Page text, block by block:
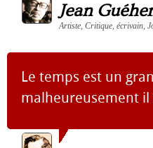
Jean
Artiste, Critique, écrivain,
Le temps est un
malheureusement il